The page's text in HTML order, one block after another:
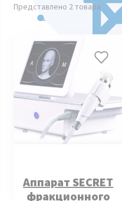
Курсы
Все
Представлено 2 товара
Аппарат SECRET
фракционного